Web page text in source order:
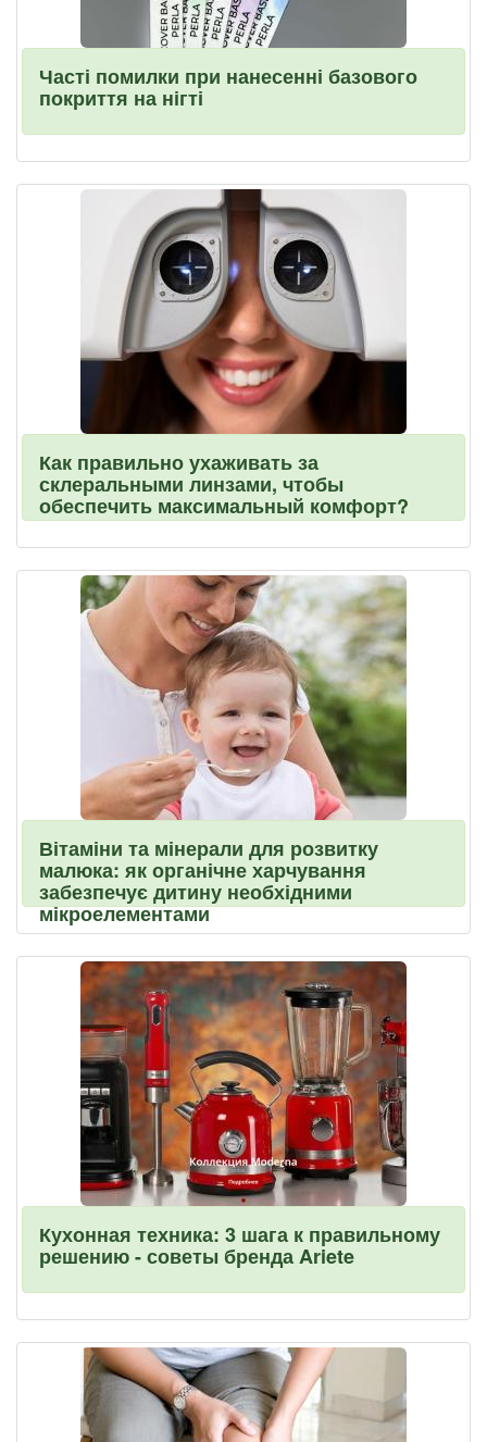
Часті помилки при нанесенні базового
покриття на нігті
Как правильно ухаживать за
склеральными линзами, чтобы
обеспечить максимальный комфорт?
Вітаміни та мінерали для розвитку
малюка: як органічне харчування
забезпечує дитину необхідними
мікроелементами
Кухонная техника: 3 шага к правильному
решению - советы бренда Ariete